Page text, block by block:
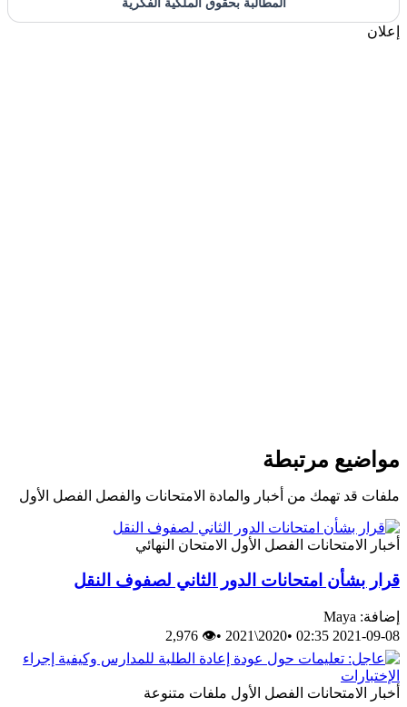
المطالبة بحقوق الملكية الفكرية
إعلان
مواضيع مرتبطة
ملفات قد تهمك من أخبار والمادة الامتحانات والفصل الفصل الأول
أخبار الامتحانات الفصل الأول الامتحان النهائي
قرار بشأن امتحانات الدور الثاني لصفوف النقل
إضافة: Maya
2021-09-08 02:35
•
2020\2021
•
👁 2,976
أخبار الامتحانات الفصل الأول ملفات متنوعة